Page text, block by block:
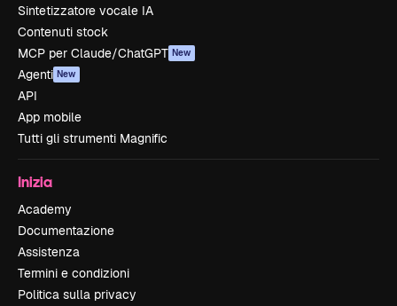
Sintetizzatore vocale IA
Contenuti stock
MCP per Claude/ChatGPT New
Agenti New
API
App mobile
Tutti gli strumenti Magnific
Inizia
Academy
Documentazione
Assistenza
Termini e condizioni
Politica sulla privacy